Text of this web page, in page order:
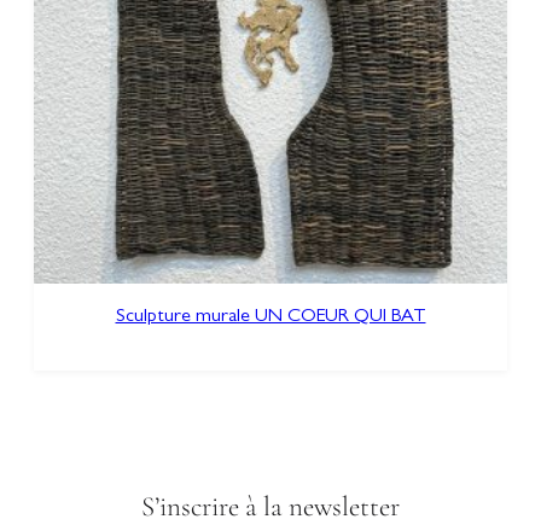
Sculpture murale UN COEUR QUI BAT
S’inscrire à la newsletter